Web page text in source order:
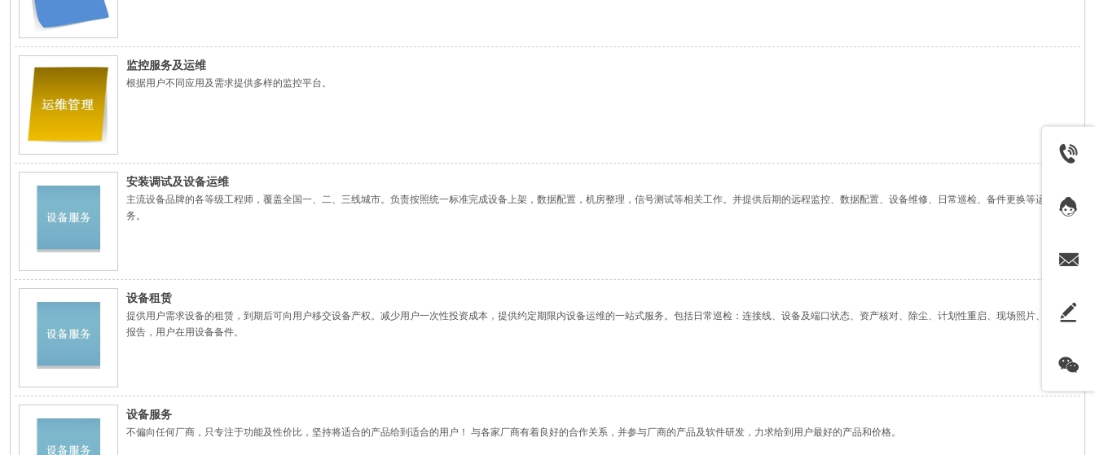
监控服务及运维
根据用户不同应用及需求提供多样的监控平台。
安装调试及设备运维
主流设备品牌的各等级工程师，覆盖全国一、二、三线城市。负责按照统一标准完成设备上架，数据配置，机房整理，信号测试等相关工作。并提供后期的远程监控、数据配置、设备维修、日常巡检、备件更换等运维服
务。
设备租赁
提供用户需求设备的租赁，到期后可向用户移交设备产权。减少用户一次性投资成本，提供约定期限内设备运维的一站式服务。包括日常巡检：连接线、设备及端口状态、资产核对、除尘、计划性重启、现场照片、巡检
报告，用户在用设备备件。
设备服务
不偏向任何厂商，只专注于功能及性价比，坚持将适合的产品给到适合的用户！ 与各家厂商有着良好的合作关系，并参与厂商的产品及软件研发，力求给到用户最好的产品和价格。